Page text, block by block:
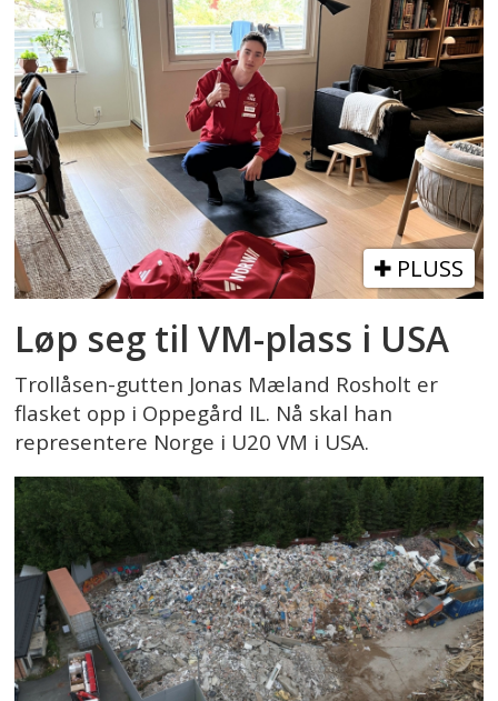
PLUSS
Løp seg til VM-plass i USA
Trollåsen-gutten Jonas Mæland Rosholt er
flasket opp i Oppegård IL. Nå skal han
representere Norge i U20 VM i USA.